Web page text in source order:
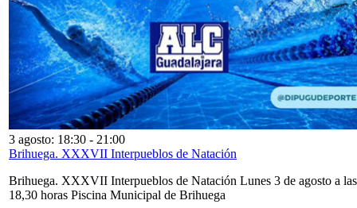
3 agosto: 18:30 - 21:00
Brihuega. XXXVII Interpueblos de Natación
Brihuega. XXXVII Interpueblos de Natación Lunes 3 de agosto a las
18,30 horas Piscina Municipal de Brihuega